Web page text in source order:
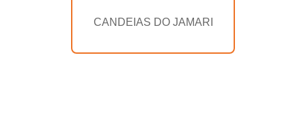
CANDEIAS DO JAMARI